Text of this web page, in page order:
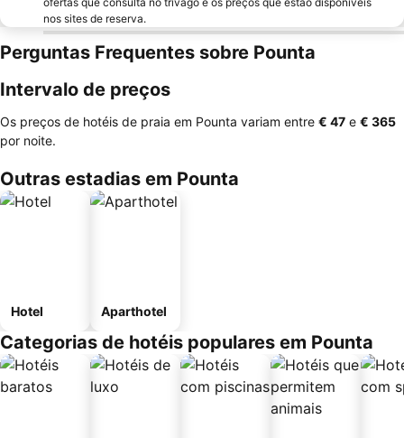
nos sites de reserva.
Perguntas Frequentes sobre Pounta
Intervalo de preços
Os preços de hotéis de praia em Pounta variam entre ‎€ 47 e ‎€ 365
por noite.
Outras estadias em Pounta
Hotel Aparthotel
Categorias de hotéis populares em Pounta